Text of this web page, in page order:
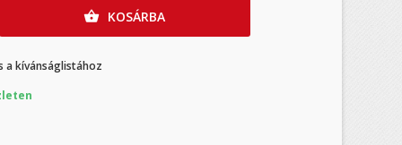
 KOSÁRBA
a kívánságlistához